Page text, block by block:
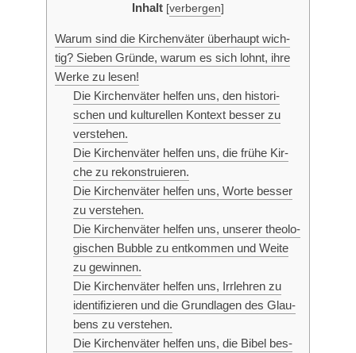
Inhalt [verbergen]
War­um sind die Kir­chen­vä­ter über­haupt wich­
tig? Sie­ben Grün­de, war­um es sich lohnt, ihre
Wer­ke zu lesen!
Die Kir­chen­vä­ter hel­fen uns, den his­to­ri­
schen und kul­tu­rel­len Kon­text bes­ser zu
verstehen.
Die Kir­chen­vä­ter hel­fen uns, die frü­he Kir­
che zu rekonstruieren.
Die Kir­chen­vä­ter hel­fen uns, Wor­te bes­ser
zu verstehen.
Die Kir­chen­vä­ter hel­fen uns, unse­rer theo­lo­
gi­schen Bubble zu ent­kom­men und Wei­te
zu gewinnen.
Die Kir­chen­vä­ter hel­fen uns, Irr­leh­ren zu
iden­ti­fi­zie­ren und die Grund­la­gen des Glau­
bens zu verstehen.
Die Kir­chen­vä­ter hel­fen uns, die Bibel bes­